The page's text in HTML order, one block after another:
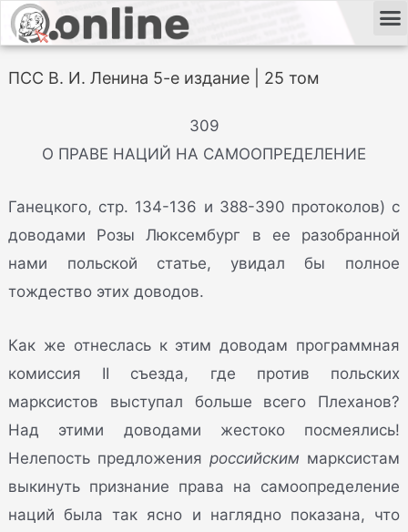
ПСС В. И. Ленина 5-е издание | 25 том
309
О ПРАВЕ НАЦИЙ НА САМООПРЕДЕЛЕНИЕ
Ганецкого, стр. 134-136 и 388-390 протоколов) с
доводами Розы Люксембург в ее разобранной
нами польской статье, увидал бы полное
тождество этих доводов.
Как же отнеслась к этим доводам программная
комиссия II съезда, где против польских
марксистов выступал больше всего Плеханов?
Над этими доводами жестоко посмеялись!
Нелепость предложения российским марксистам
выкинуть признание права на самоопределение
наций была так ясно и наглядно показана, что